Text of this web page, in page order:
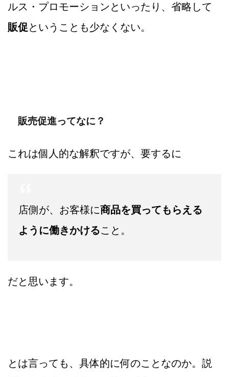
ルス・プロモーションといったり、省略して
販促ということも少なくない。
販売促進ってなに？
これは個人的な解釈ですが、要するに
店側が、お客様に商品を買ってもらえる
ように働きかけること。
だと思います。
とは言っても、具体的に何のことなのか。説